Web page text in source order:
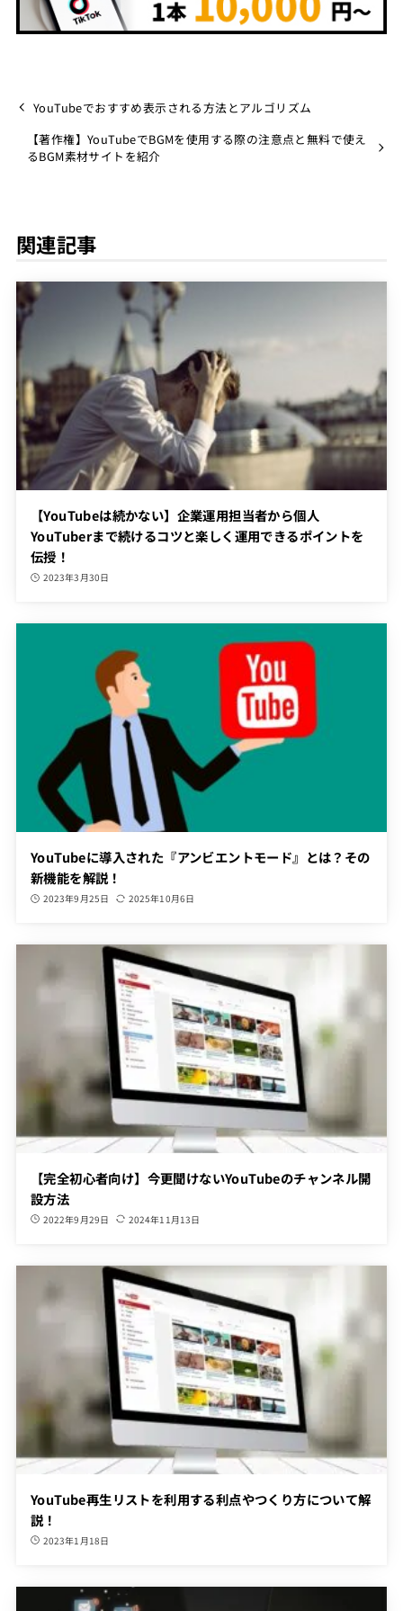
YouTubeでおすすめ表示される方法とアルゴリズム
【著作権】YouTubeでBGMを使用する際の注意点と無料で使え
るBGM素材サイトを紹介
関連記事
【YouTubeは続かない】企業運用担当者から個人
YouTuberまで続けるコツと楽しく運用できるポイントを
伝授！
2023年3月30日
YouTubeに導入された『アンビエントモード』とは？その
新機能を解説！
2023年9月25日 2025年10月6日
【完全初心者向け】今更聞けないYouTubeのチャンネル開
設方法
2022年9月29日 2024年11月13日
YouTube再生リストを利用する利点やつくり方について解
説！
2023年1月18日